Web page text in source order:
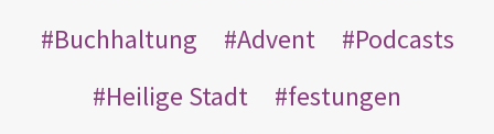
Buchhaltung
Advent
Podcasts
Heilige Stadt
festungen